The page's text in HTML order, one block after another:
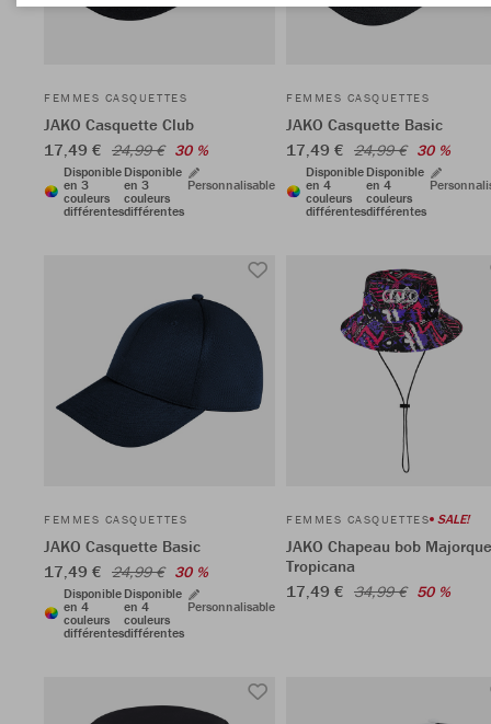
FEMMES CASQUETTES
JAKO Casquette Club
17,49 € 24,99 € 30 %
Disponible
en 3
couleurs
différentes
Disponible
en 3
couleurs
différentes
Personnalisable
FEMMES CASQUETTES
JAKO Casquette Basic
17,49 € 24,99 € 30 %
Disponible
en 4
couleurs
différentes
Disponible
en 4
couleurs
différentes
FEMMES CASQUETTES
JAKO Casquette Basic
17,49 € 24,99 € 30 %
Disponible
en 4
couleurs
différentes
Disponible
en 4
couleurs
différentes
Personnalisable
FEMMES CASQUETTES SALE!
JAKO Chapeau bob Majorque
Tropicana
17,49 € 34,99 € 50 %